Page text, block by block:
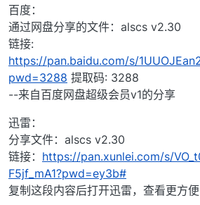
百度：
通过网盘分享的文件：alscs v2.30
链接:
https://pan.baidu.com/s/
pwd=3288 提取码: 3288
--来自百度网盘超级会员v1的分享
迅雷：
分享文件：alscs v2.30
链接： https://pan.xunlei.com/s/
F5jf_mA1?pwd=ey3b#
复制这段内容后打开迅雷，查看更方便